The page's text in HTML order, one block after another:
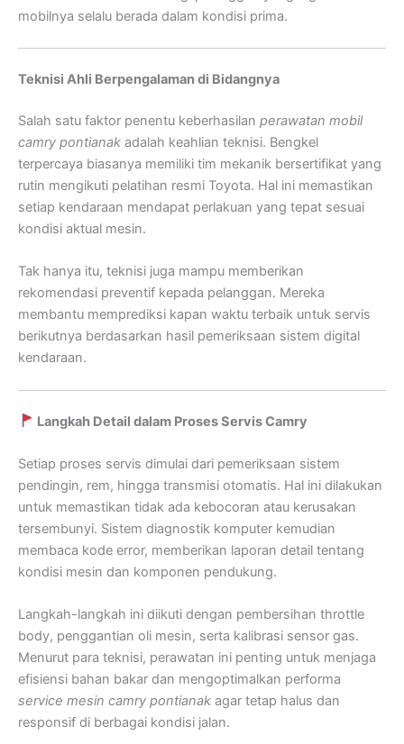
mobilnya selalu berada dalam kondisi prima.
Teknisi Ahli Berpengalaman di Bidangnya
Salah satu faktor penentu keberhasilan perawatan mobil
camry pontianak adalah keahlian teknisi. Bengkel
terpercaya biasanya memiliki tim mekanik bersertifikat yang
rutin mengikuti pelatihan resmi Toyota. Hal ini memastikan
setiap kendaraan mendapat perlakuan yang tepat sesuai
kondisi aktual mesin.
Tak hanya itu, teknisi juga mampu memberikan
rekomendasi preventif kepada pelanggan. Mereka
membantu memprediksi kapan waktu terbaik untuk servis
berikutnya berdasarkan hasil pemeriksaan sistem digital
kendaraan.
Langkah Detail dalam Proses Servis Camry
Setiap proses servis dimulai dari pemeriksaan sistem
pendingin, rem, hingga transmisi otomatis. Hal ini dilakukan
untuk memastikan tidak ada kebocoran atau kerusakan
tersembunyi. Sistem diagnostik komputer kemudian
membaca kode error, memberikan laporan detail tentang
kondisi mesin dan komponen pendukung.
Langkah-langkah ini diikuti dengan pembersihan throttle
body, penggantian oli mesin, serta kalibrasi sensor gas.
Menurut para teknisi, perawatan ini penting untuk menjaga
efisiensi bahan bakar dan mengoptimalkan performa
service mesin camry pontianak agar tetap halus dan
responsif di berbagai kondisi jalan.